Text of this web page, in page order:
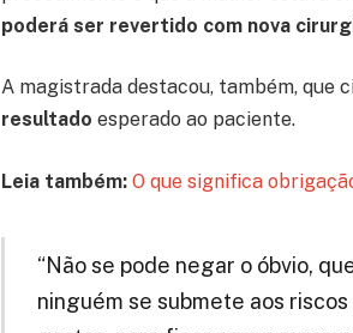
poderá ser revertido com nova
A magistrada destacou, também,
resultado esperado ao paciente.
Leia também: O que significa
“Não se pode negar o óbvio,
ninguém se submete aos